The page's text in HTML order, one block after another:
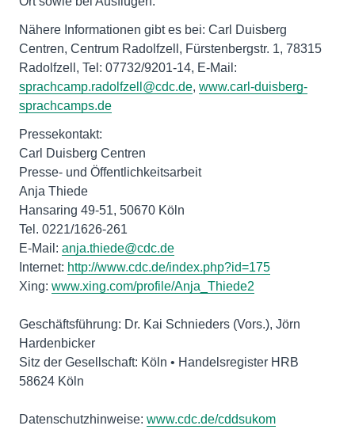
Nähere Informationen gibt es bei: Carl Duisberg
Centren, Centrum Radolfzell, Fürstenbergstr. 1, 78315
Radolfzell, Tel: 07732/9201-14, E-Mail:
sprachcamp.radolfzell@cdc.de, www.carl-duisberg-
sprachcamps.de
Pressekontakt:
Carl Duisberg Centren
Presse- und Öffentlichkeitsarbeit
Anja Thiede
Hansaring 49-51, 50670 Köln
Tel. 0221/1626-261
E-Mail: anja.thiede@cdc.de
Internet: http://www.cdc.de/index.php?id=175
Xing: www.xing.com/profile/Anja_Thiede2
Geschäftsführung: Dr. Kai Schnieders (Vors.), Jörn
Hardenbicker
Sitz der Gesellschaft: Köln • Handelsregister HRB
58624 Köln
Datenschutzhinweise: www.cdc.de/cddsukom